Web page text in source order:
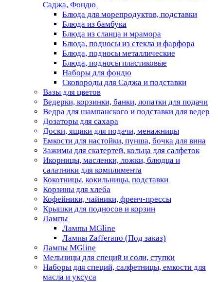
Саджа, Фондю
Блюда для морепродуктов, подставки
Блюда из бамбука
Блюда из сланца и мрамора
Блюда, подносы из стекла и фарфора
Блюда, подносы металлические
Блюда, подносы пластиковые
Наборы для фондю
Сковороды для Саджа и подставки
Вазы для цветов
Ведерки, корзинки, банки, лопатки для подачи
Ведра для шампанского и подставки для ведер
Дозаторы для сахара
Доски, ящики для подачи, менажницы
Емкости для настойки, пунша, бочка для вина
Зажимы для скатертей, кольца для салфеток
Икорницы, масленки, ложки, блюдца и
салатники для комплимента
Кокотницы, кокильницы, подставки
Корзины для хлеба
Кофейники, чайники, френч-прессы
Крышки для подносов и корзин
Лампы
Лампы MGline
Лампы Zafferano (Под заказ)
Лампы MGline
Мельницы для специй и соли, ступки
Наборы для специй, салфетницы, емкости для
масла и уксуса